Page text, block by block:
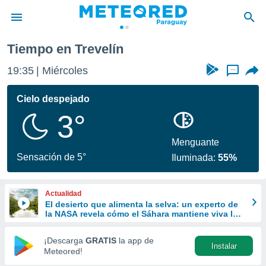
de
ha
calidad.
a este
las
y
forma
digital
basada
Tiempo en Trevelín
19:35 Miércoles ...
Cielo despejado
3°
Sensación de 5°
Menguante
Iluminada:55%
Actualidad
El desierto que alimenta la selva: un experto de
la NASA revela cómo el Sáhara mantiene viva la
¡Descarga GRATIS la app de
Meteored!
Instalar